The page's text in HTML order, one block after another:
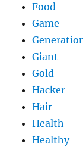
Food
Game
Giant
Gold
Hacker
Hair
Health
Healthy